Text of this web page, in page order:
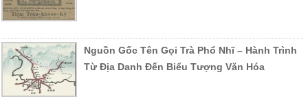
Nguồn Gốc Tên Gọi Trà Phổ Nhĩ – Hành Trình
Từ Địa Danh Đến Biểu Tượng Văn Hóa